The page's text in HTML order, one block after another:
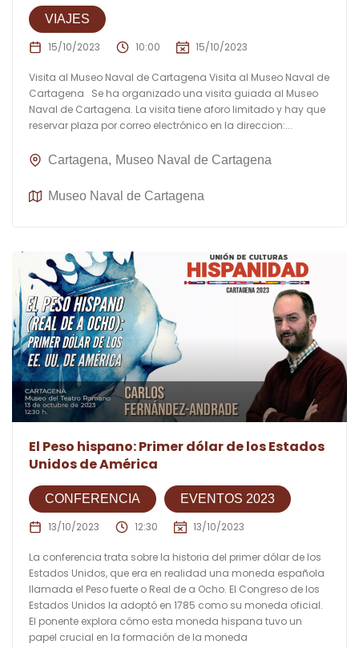
VIAJES
15/10/2023 10:00 15/10/2023
Visita al Museo Naval de Cartagena Visita al Museo Naval de
Cartagena Se ha organizado una visita guiada al Museo
Naval de Cartagena. La visita tiene aforo limitado y hay que
reservar plaza por correo electrónico en la direccion:...
Cartagena Museo Naval de Cartagena
Museo Naval de Cartagena
El Peso hispano: Primer dólar de los Estados
Unidos de América
CONFERENCIA EVENTOS 2023
13/10/2023 12:30 13/10/2023
La conferencia trata sobre la historia del primer dólar de los
Estados Unidos, que era en realidad una moneda española
llamada el Peso fuerte o Real de a Ocho. El Congreso de los
Estados Unidos la adoptó en 1785 como su moneda oficial.
El ponente explora cómo esta moneda hispana tuvo un
papel crucial en la formación de la moneda